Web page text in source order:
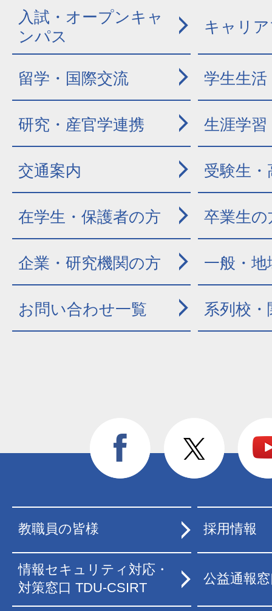
入試・オープンキャ
ンパス
キャリ
留学・国際交流 学生生活
研究・産官学連携 生涯学習
交通案内 受験生
在学生・保護者の方 卒業生の
企業・研究機関の方 一般・地
お問い合わせ一覧 系列校
教職員の皆様 採用情報
情報セキュリティ対応・
対策窓口 TDU-CSIRT
公益通報